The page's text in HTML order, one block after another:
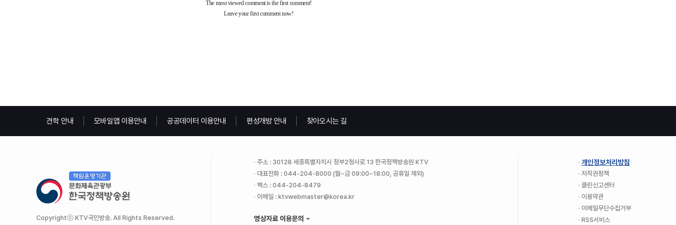
견학 안내 모바일앱 이용안내 공공데이터 이용안내 편성개방 안내 찾아오시는 길
Copyrightⓒ KTV국민방송. All Rights Reserved.
주소 : 30128 세종특별자치시 정부2청사로 13 한국정책방송원 KTV
대표전화 : 044-204-8000 (월~금 09:00~18:00, 공휴일 제외)
팩스 : 044-204-8479
이메일 : ktvwebmaster@korea.kr
영상자료 이용문의
개인정보처리방침
저작권정책
클린신고센터
이용약관
이메일무단수집거부
RSS서비스